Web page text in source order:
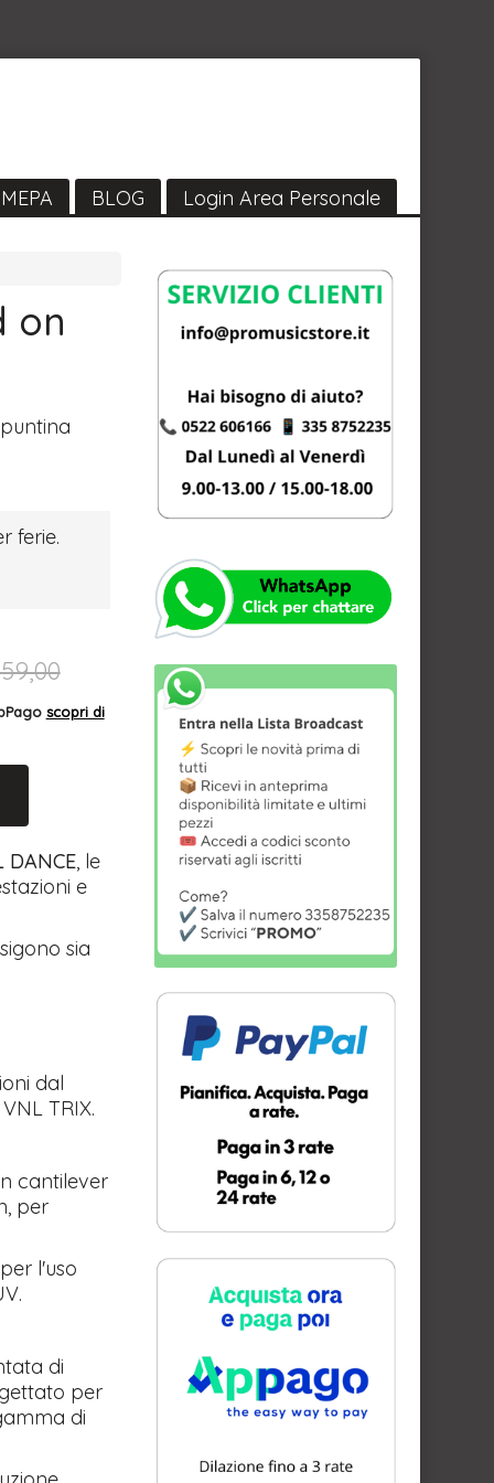
MEPA BLOG Login Area Personale
on
ferie.
scopri di
DANCE, le
e
sia
dal
TRIX.
cantilever
per
l'uso
di
per
di